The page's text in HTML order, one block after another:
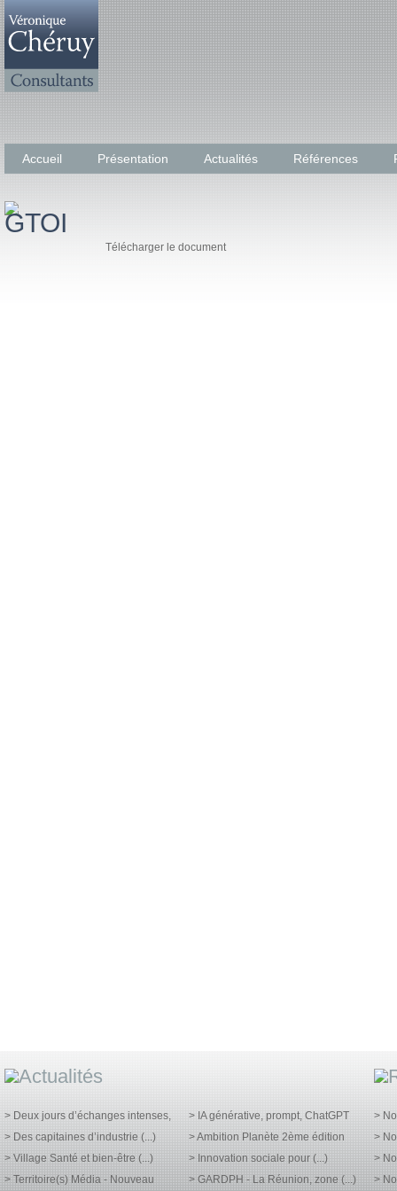
Accueil Présentation Actualités Références
Télécharger le document
> Deux jours d’échanges intenses,
> Des capitaines d’industrie (...)
> Village Santé et bien-être (...)
> Territoire(s) Média - Nouveau
> IA générative, prompt, ChatGPT
> Ambition Planète 2ème édition
> Innovation sociale pour (...)
> GARDPH - La Réunion, zone (...)
>
>
>
>